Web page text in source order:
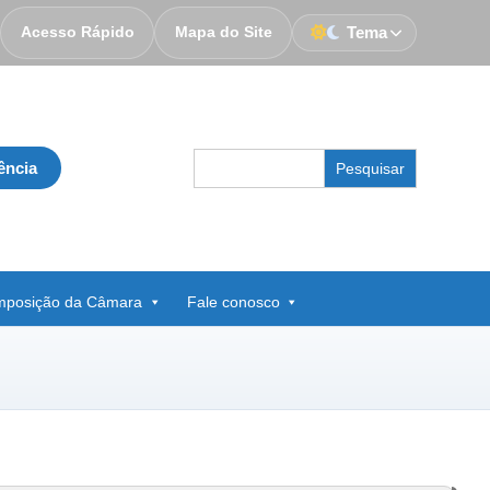
Acesso Rápido Mapa do Site Tema
for:
da Câmara Fale conosco